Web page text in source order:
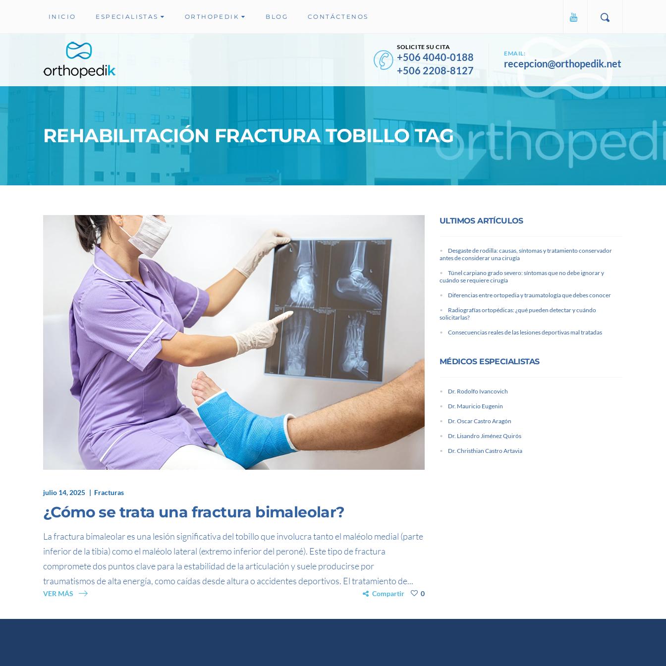
INICIO ESPECIALISTAS ORTHOPEDIK BLOG CONTÁCTENOS
SOLICITE SU CITA
+506 4040-0188
+506 2208-8127
EMAIL:
recepcion@orthopedik.net
REHABILITACIÓN FRACTURA TOBILLO TAG
julio 14, 2025 Fracturas
¿Cómo se trata una fractura bimaleolar?
La fractura bimaleolar es una lesión significativa del tobillo que involucra tanto el maléolo medial (parte
inferior de la tibia) como el maléolo lateral (extremo inferior del peroné). Este tipo de fractura
compromete dos puntos clave para la estabilidad de la articulación y suele producirse por
traumatismos de alta energía, como caídas desde altura o accidentes deportivos. El tratamiento de...
VER MÁS Compartir 0
ULTIMOS ARTÍCULOS
Desgaste de rodilla: causas, síntomas y tratamiento conservador
antes de considerar una cirugía
Túnel carpiano grado severo: síntomas que no debe ignorar y
cuándo se requiere cirugía
Diferencias entre ortopedia y traumatología que debes conocer
Radiografías ortopédicas: ¿qué pueden detectar y cuándo
solicitarlas?
Consecuencias reales de las lesiones deportivas mal tratadas
MÉDICOS ESPECIALISTAS
Dr. Rodolfo Ivancovich
Dr. Mauricio Eugenin
Dr. Oscar Castro Aragón
Dr. Lisandro Jiménez Quirós
Dr. Christhian Castro Artavia